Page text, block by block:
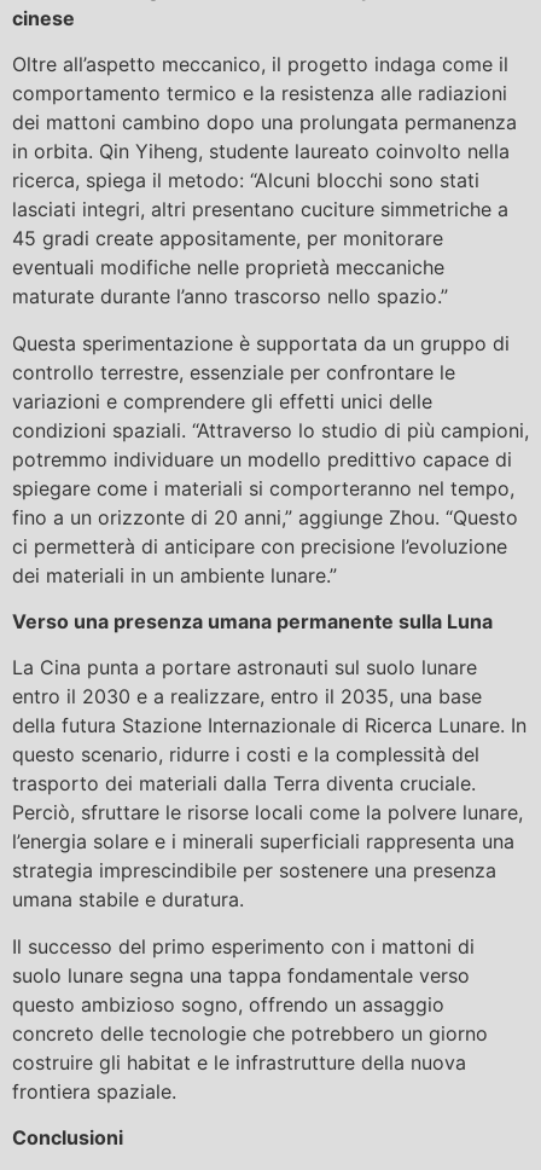
cinese
Oltre all’aspetto meccanico, il progetto indaga come il
comportamento termico e la resistenza alle radiazioni
dei mattoni cambino dopo una prolungata permanenza
in orbita. Qin Yiheng, studente laureato coinvolto nella
ricerca, spiega il metodo: “Alcuni blocchi sono stati
lasciati integri, altri presentano cuciture simmetriche a
45 gradi create appositamente, per monitorare
eventuali modifiche nelle proprietà meccaniche
maturate durante l’anno trascorso nello spazio.”
Questa sperimentazione è supportata da un gruppo di
controllo terrestre, essenziale per confrontare le
variazioni e comprendere gli effetti unici delle
condizioni spaziali. “Attraverso lo studio di più campioni,
potremmo individuare un modello predittivo capace di
spiegare come i materiali si comporteranno nel tempo,
fino a un orizzonte di 20 anni,” aggiunge Zhou. “Questo
ci permetterà di anticipare con precisione l’evoluzione
dei materiali in un ambiente lunare.”
Verso una presenza umana permanente sulla Luna
La Cina punta a portare astronauti sul suolo lunare
entro il 2030 e a realizzare, entro il 2035, una base
della futura Stazione Internazionale di Ricerca Lunare. In
questo scenario, ridurre i costi e la complessità del
trasporto dei materiali dalla Terra diventa cruciale.
Perciò, sfruttare le risorse locali come la polvere lunare,
l’energia solare e i minerali superficiali rappresenta una
strategia imprescindibile per sostenere una presenza
umana stabile e duratura.
Il successo del primo esperimento con i mattoni di
suolo lunare segna una tappa fondamentale verso
questo ambizioso sogno, offrendo un assaggio
concreto delle tecnologie che potrebbero un giorno
costruire gli habitat e le infrastrutture della nuova
frontiera spaziale.
Conclusioni